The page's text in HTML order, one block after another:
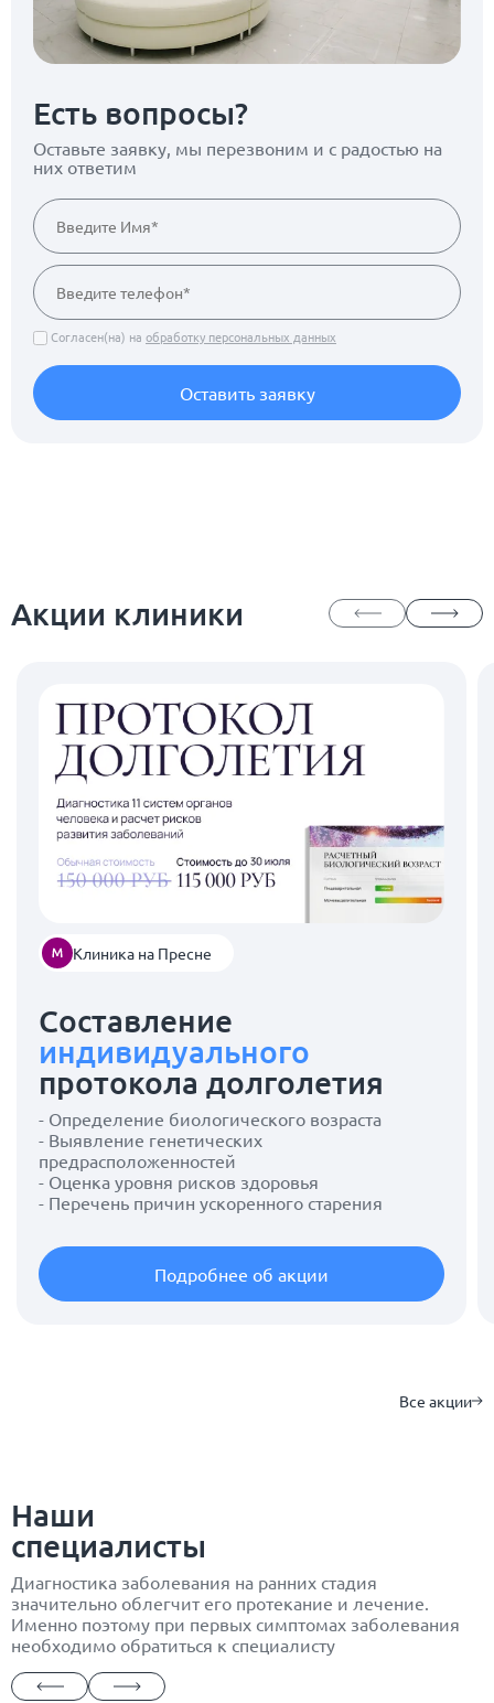
Есть вопросы?
Оставьте заявку, мы перезвоним и с радостью на
них ответим
Согласен(на) на обработку персональных данных
Оставить заявку
Акции клиники
Клиника на Пресне
Составление
индивидуального
протокола долголетия
- Определение биологического возраста
- Выявление генетических
предрасположенностей
- Оценка уровня рисков здоровья
- Перечень причин ускоренного старения
Подробнее об акции
Все акции
Наши
специалисты
Диагностика заболевания на ранних стадия
значительно облегчит его протекание и лечение.
Именно поэтому при первых симптомах заболевания
необходимо обратиться к специалисту